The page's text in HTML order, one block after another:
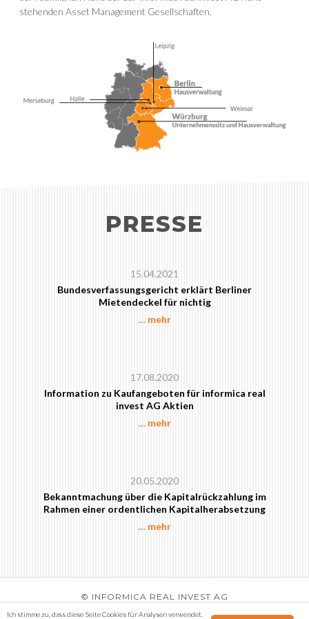
stehenden Asset Management Gesellschaften.
PRESSE
15.04.2021
Bundesverfassungsgericht erklärt Berliner
Mietendeckel für nichtig
… mehr
17.08.2020
Information zu Kaufangeboten für informica real
invest AG Aktien
… mehr
20.05.2020
Bekanntmachung über die Kapitalrückzahlung im
Rahmen einer ordentlichen Kapitalherabsetzung
… mehr
© INFORMICA REAL INVEST AG
KONTAKT
DATENSCHUTZ RECHTLICHE HINWEISE
Ich stimme zu, dass diese Seite Cookies für Analysen verwendet